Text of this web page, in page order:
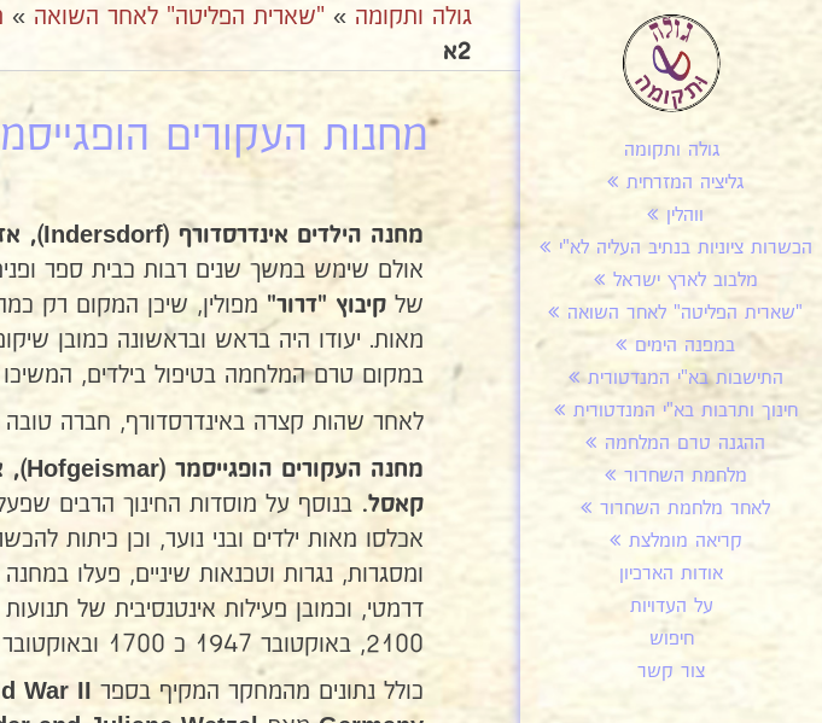
גולה ותקומה
גליציה המזרחית
ווהלין
הכשרות ציוניות בנתיב העליה לא"י
מלבוב לארץ ישראל
"שארית הפליטה" לאחר השואה
במפנה הימים
התישבות בא"י המנדטורית
חינוך ותרבות בא"י המנדטורית
ההגנה טרם המלחמה
מלחמת השחרור
לאחר מלחמת השחרור
קריאה מומלצת
אודות הארכיון
על העדויות
חיפוש
צור קשר
גולה ותקומה » "שארית הפליטה" לאחר השואה »
2א
מחנות העקורים
מחנה הילדים אינדרסדורף (Indersdorf
),
של קיבוץ "דרור" מפולין, שיכן המקום רק
מאות. יעודו היה בראש ובראשונה כמובן
במקום טרם המלחמה בטיפול בילדים,
לאחר שהות קצרה באינדרסדורף, חברה טובה
מחנה העקורים הופגייסמר (Hofgeismar
קאסל. בנוסף על מוסדות החינוך הרבים
אכלסו מאות ילדים ובני נוער, וכן כיתות
ומסגרות, נגרות וטכנאות שיניים, פעלו
2100, באוקטובר 1947 כ 1700 ובאוקטובר 1948 כ 1300. המחנה נסגר סופית בפברואר 1949.
כולל נתונים מהמחקר המקיף בספר
War II